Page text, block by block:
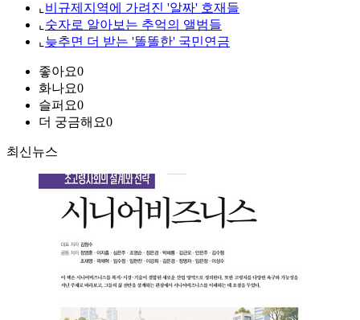
⌞ 비규제지역에 가려진 '알짜' 호재들
⌞ 숫자로 알아보는 추억의 앨범들
⌞ 늦추면 더 받는 '똘똘한' 국민연금
좋아요0
화나요0
슬퍼요0
더 궁금해요0
최신뉴스